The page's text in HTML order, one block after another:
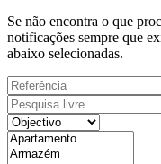
Se não encontra o que
notificações sempre que
abaixo selecionadas.